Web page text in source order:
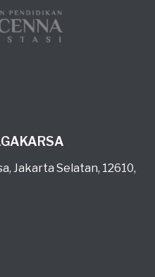
Jakarta Selatan, 12610,